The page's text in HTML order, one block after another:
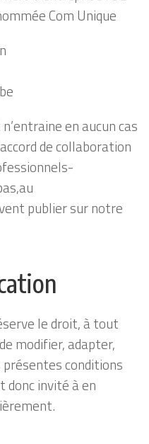
Com Unique
en aucun cas
de collaboration
publier sur notre
le droit, à tout
modifier, adapter,
conditions
donc invité à en